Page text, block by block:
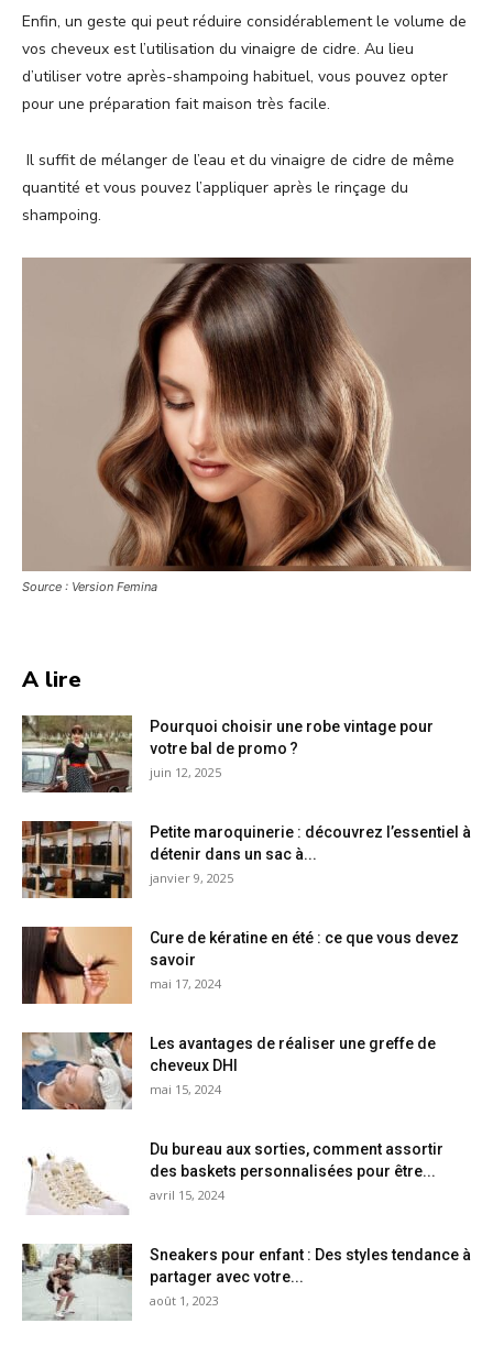
Enfin, un geste qui peut réduire considérablement le volume de
vos cheveux est l’utilisation du vinaigre de cidre. Au lieu
d’utiliser votre après-shampoing habituel, vous pouvez opter
pour une préparation fait maison très facile.
Il suffit de mélanger de l’eau et du vinaigre de cidre de même
quantité et vous pouvez l’appliquer après le rinçage du
shampoing.
Source : Version Femina
A lire
Pourquoi choisir une robe vintage pour
votre bal de promo ?
juin 12, 2025
Petite maroquinerie : découvrez l’essentiel à
détenir dans un sac à...
janvier 9, 2025
Cure de kératine en été : ce que vous devez
savoir
mai 17, 2024
Les avantages de réaliser une greffe de
cheveux DHI
mai 15, 2024
Du bureau aux sorties, comment assortir
des baskets personnalisées pour être...
avril 15, 2024
Sneakers pour enfant : Des styles tendance à
partager avec votre...
août 1, 2023